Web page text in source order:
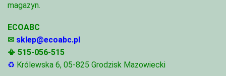
magazyn.
ECOABC
✉ sklep@ecoabc.pl
📳 515-056-515
♻ Królewska 6, 05-825 Grodzisk Mazowiecki